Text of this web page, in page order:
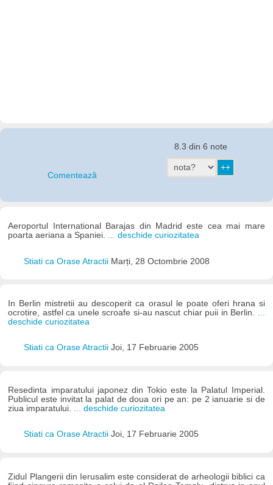
Comentează
8.3 din 6 note
Aeroportul International Barajas din Madrid este cea mai mare
poarta aeriana a Spaniei. ... deschide curiozitatea
Stiati ca Orase Atractii Marți, 28 Octombrie 2008
In Berlin mistretii au descoperit ca orasul le poate oferi hrana si
ocrotire, astfel ca unele scroafe si-au nascut chiar puii in Berlin. ...
deschide curiozitatea
Stiati ca Orase Atractii Joi, 17 Februarie 2005
Resedinta imparatului japonez din Tokio este la Palatul Imperial.
Publicul este invitat la palat de doua ori pe an: pe 2 ianuarie si de
ziua imparatului.
... deschide curiozitatea
Stiati ca Orase Atractii Joi, 17 Februarie 2005
Zidul Plangerii din Ierusalim este considerat de arheologii biblici ca